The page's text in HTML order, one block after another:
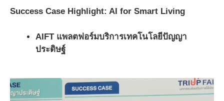
Success Case Highlight: AI for Smart Living
AIFT แพลตฟอร์มบริการเทคโนโลยีปัญญา
ประดิษฐ์